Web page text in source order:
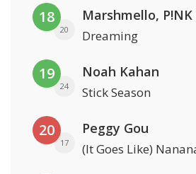
18
20
Marshmello,
Dreaming
19
24
Noah Kahan
Stick Season
20
17
Peggy Gou
(It Goes Like)